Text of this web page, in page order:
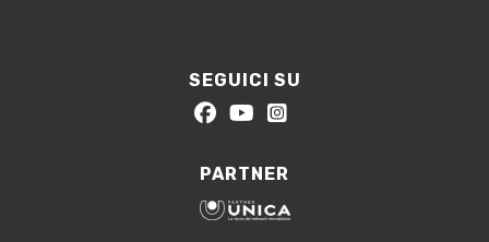
SEGUICI SU
PARTNER